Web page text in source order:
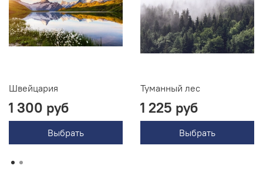
Швейцария
1 300 руб
Выбрать
Туманный лес
1 225 руб
Выбрать